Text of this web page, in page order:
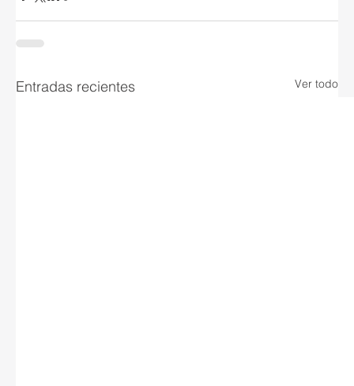
Entradas recientes Ver todo